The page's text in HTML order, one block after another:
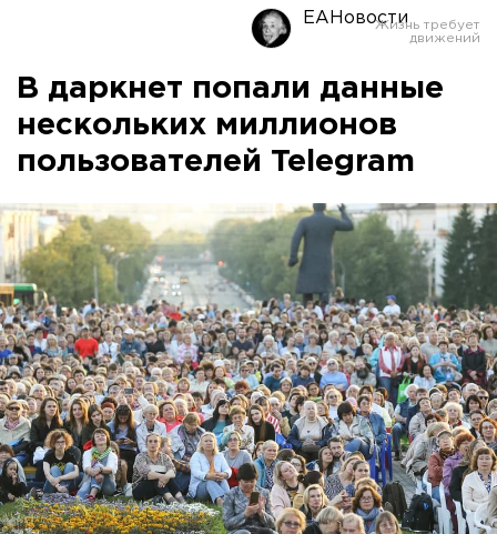
ЕАНовости
В даркнет попали данные
нескольких миллионов
пользователей Telegram